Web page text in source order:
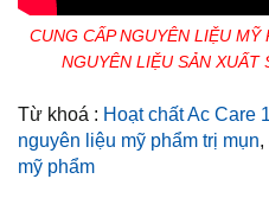
CUNG CẤP NGUYÊN LIỆU
NGUYÊN LIỆU SẢN XUẤT
Từ khoá : Hoạt chất Ac Care
nguyên liệu mỹ phẩm trị mụn,
mỹ phẩm